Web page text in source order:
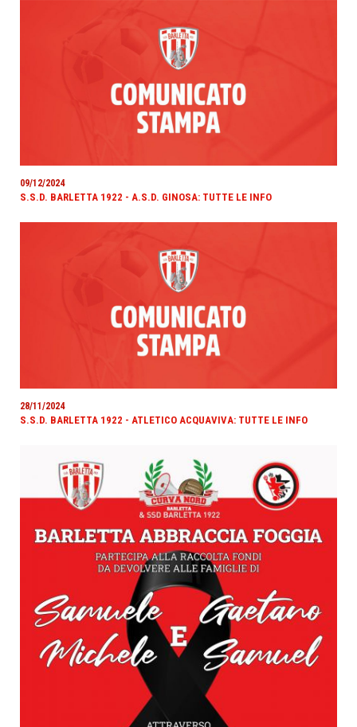
09/12/2024
S.S.D. BARLETTA 1922 - A.S.D. GINOSA: TUTTE LE INFO
28/11/2024
S.S.D. BARLETTA 1922 - ATLETICO ACQUAVIVA: TUTTE LE INFO